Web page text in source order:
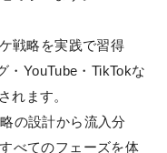
戦略を実践で習得
・YouTube・TikTokな
れます。
の設計から流入分
べてのフェーズを体